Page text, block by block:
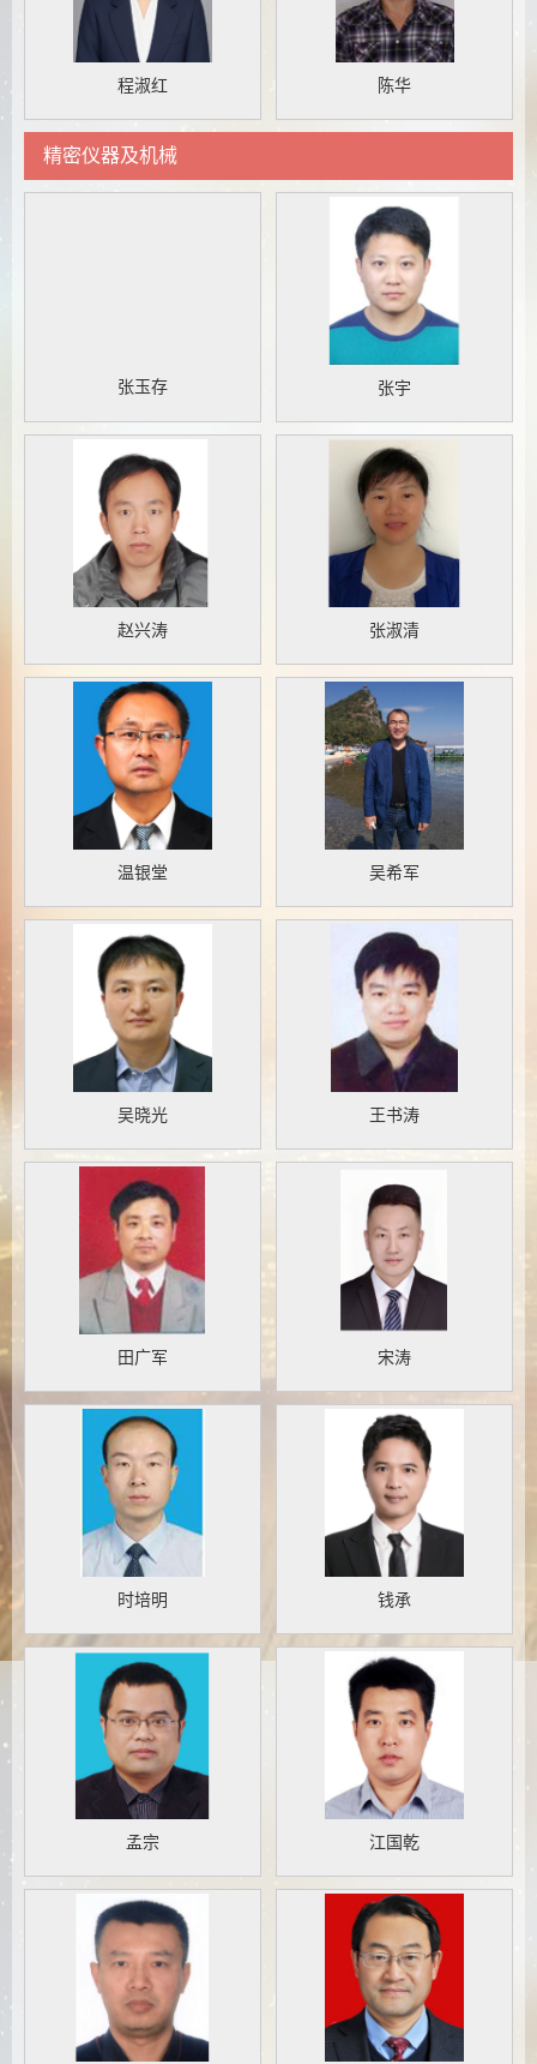
程淑红 陈华
精密仪器及机械
张玉存 张宇
赵兴涛 张淑清
温银堂 吴希军
吴晓光 王书涛
田广军 宋涛
时培明 钱承
孟宗 江国乾